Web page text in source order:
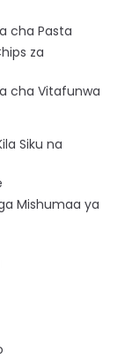
cha Pasta
za
cha Vitafunwa
Siku na
Mishumaa ya